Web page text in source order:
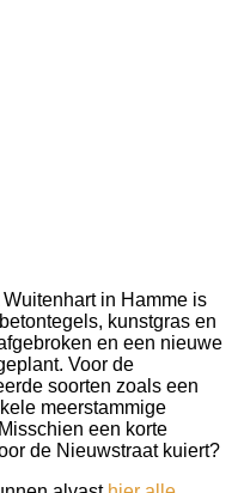
in Hamme is
kunstgras en
en een nieuwe
Voor de
soorten zoals een
meerstammige
een korte
de Nieuwstraat kuiert?